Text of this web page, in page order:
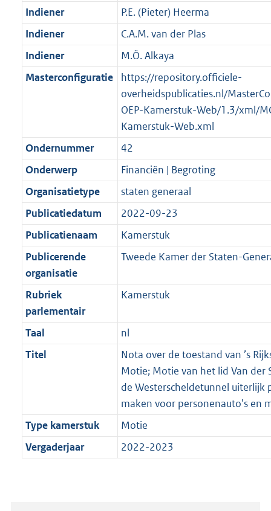
Indiener
P.E. (Pieter) Heerma
Indiener
C.A.M. van der Plas
Indiener
M.Ö. Alkaya
Masterconfiguratie
https://repository.officiele-
overheidspublicaties.nl/
OEP-Kamerstuk-Web/1.3/xml/
Kamerstuk-Web.xml
Ondernummer
42
Onderwerp
Financiën | Begroting
Organisatietype
staten generaal
Publicatiedatum
2022-09-23
Publicatienaam
Kamerstuk
Publicerende
organisatie
Tweede Kamer der Staten-
Rubriek
parlementair
Kamerstuk
Taal
nl
Titel
Nota over de toestand van ’s
Motie; Motie van het lid Van der
de Westerscheldetunnel uiterlijk
maken voor personenauto's en
Type kamerstuk
Motie
Vergaderjaar
2022-2023